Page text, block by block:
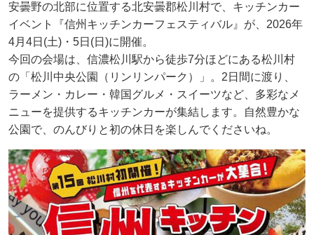
安曇野の北部に位置する北安曇郡松川村で、キッチンカー
イベント『信州キッチンカーフェスティバル』が、2026年
4月4日(土)・5日(日)に開催。
今回の会場は、信濃松川駅から徒歩7分ほどにある松川村
の「松川中央公園（リンリンパーク）」。2日間に渡り、
ラーメン・カレー・韓国グルメ・スイーツなど、多彩なメ
ニューを提供するキッチンカーが集結します。自然豊かな
公園で、のんびりと初の休日を楽しんでくださいね。